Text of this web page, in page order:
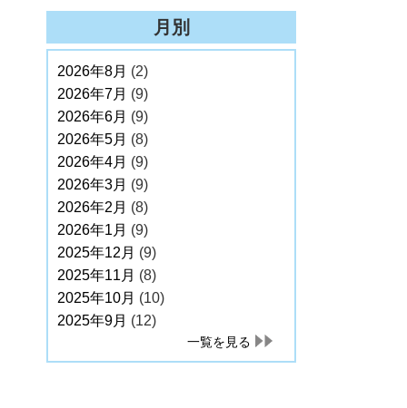
月別
2026年8月 (2)
2026年7月 (9)
2026年6月 (9)
2026年5月 (8)
2026年4月 (9)
2026年3月 (9)
2026年2月 (8)
2026年1月 (9)
2025年12月 (9)
2025年11月 (8)
2025年10月 (10)
2025年9月 (12)
一覧を見る